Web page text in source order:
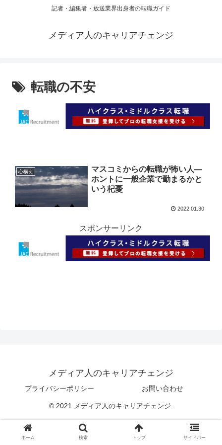
記者・編集者・放送業界出身者の転職ガイド
メディア人のキャリアチェンジ
転職の不安
心構え
マスコミからの転職が怖い人—
ホントに一般企業で勤まるかと
いう杞憂
2022.01.30
スポンサーリンク
メディア人のキャリアチェンジ
プライバシーポリシー お問い合わせ
© 2021 メディア人のキャリアチェンジ.
ホーム 検索 トップ サイドバー